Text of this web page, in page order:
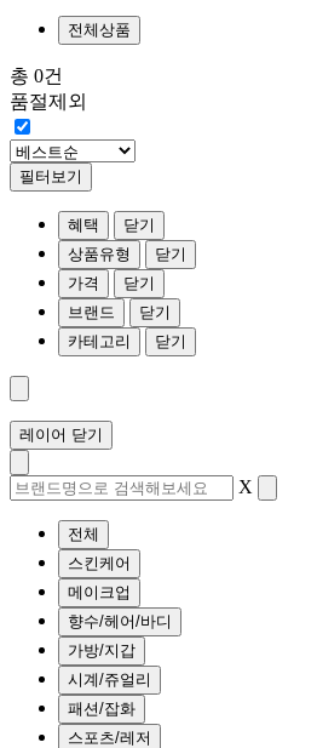
전체상품
총 0건
품절제외
필터보기
혜택
닫기
상품유형
닫기
가격
닫기
브랜드
닫기
카테고리
닫기
레이어 닫기
X
전체
스킨케어
메이크업
향수/헤어/바디
가방/지갑
시계/쥬얼리
패션/잡화
스포츠/레저